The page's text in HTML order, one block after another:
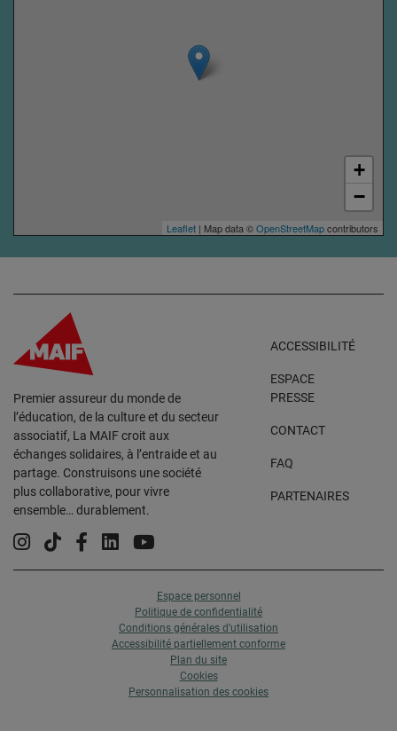
+
−
Leaflet | Map data ©OpenStreetMapcontributors
Premier assureur du monde de
l’éducation, de la culture et du secteur
associatif, La MAIF croit aux
échanges solidaires, à l’entraide et au
partage. Construisons une société
plus collaborative, pour vivre
ensemble… durablement.
ACCESSIBILITÉ
ESPACE
PRESSE
CONTACT
FAQ
PARTENAIRES
Instagram
TiktokFacebook
LinkedinYouTube
Espace personnel
Politique de confidentialité
Conditions générales d’utilisation
Accessibilité partiellement conforme
Plan du site
Cookies
Personnalisation des cookies